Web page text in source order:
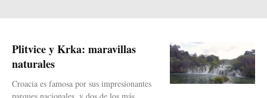
Plitvice y Krka: maravillas
naturales
Croacia es famosa por sus impresionantes